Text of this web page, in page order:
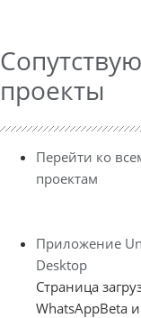
проекты
Перейти ко
проектам
Приложение
Desktop
Страница
WhatsAppBeta